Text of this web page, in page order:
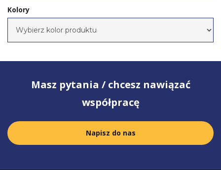
Kolory
Masz pytania / chcesz nawiązać
współpracę
Napisz do nas